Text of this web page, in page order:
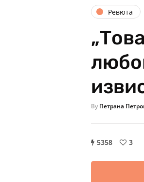
Ревюта
By Петрана
5358 3